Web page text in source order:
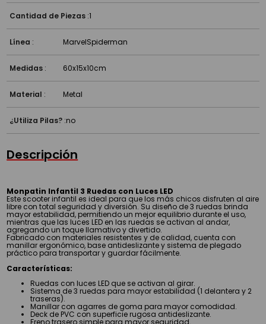
Cantidad de Piezas :1
Línea : MarvelSpiderman
Medidas : 60x15x10cm
Material : Metal
¿Utiliza Pilas? :no
Descripción
Monpatin Infantil 3 Ruedas con Luces LED
Este scooter infantil es ideal para que los más chicos disfruten al aire
libre con total seguridad y diversión. Su diseño de 3 ruedas brinda
mayor estabilidad, permitiendo un mejor equilibrio durante el uso,
mientras que las luces LED en las ruedas se activan al andar,
agregando un toque llamativo y divertido.
Fabricado con materiales resistentes y de calidad, cuenta con
manillar ergonómico, base antideslizante y sistema de plegado
práctico para transportar y guardar fácilmente.
Características:
Ruedas con luces LED que se activan al girar.
Sistema de 3 ruedas para mayor estabilidad (1 delantera y 2
traseras).
Manillar con agarres de goma para mayor comodidad.
Deck de PVC con superficie rugosa antideslizante.
Freno trasero simple para mayor seguridad.